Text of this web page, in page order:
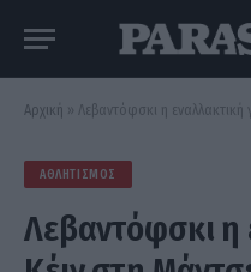
Αρχική » Λεβαντόφσκι η εναλλακτική
ΑΘΛΗΤΙΣΜΌΣ
Λεβαντόφσκι η